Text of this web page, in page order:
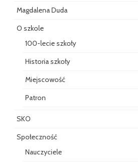
Magdalena Duda
O szkole
100-lecie szkoły
Historia szkoły
Miejscowość
Patron
SKO
Społeczność
Nauczyciele